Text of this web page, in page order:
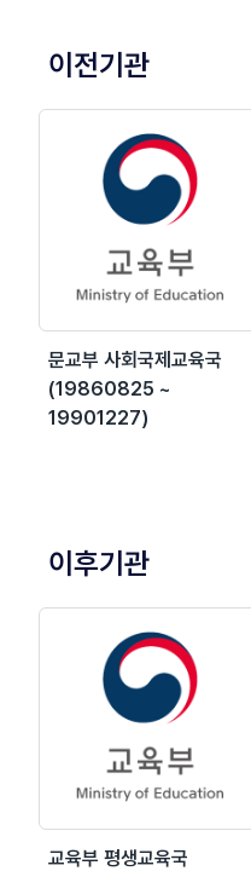
이전기관
문교부 사회국제교육국
(19860825 ~
19901227)
이후기관
교육부 평생교육국